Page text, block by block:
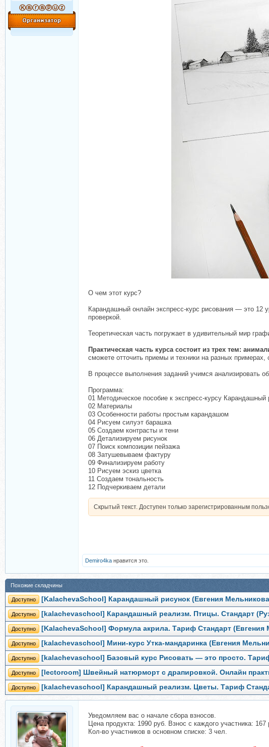
Ⓚⓐⓡⓐⓟⓤⓩ
О чем этот курс?
Карандашный онлайн экспресс-курс рисования — это 12
проверкой.
Теоретическая часть погружает в удивительный мир
Практическая часть курса состоит из трех тем:
сможете отточить приемы и техники на разных
В процессе выполнения заданий учимся анализировать
Программа:
01 Методическое пособие к экспресс-курсу Карандашный
02 Материалы
03 Особенности работы простым карандашом
04 Рисуем силуэт барашка
05 Создаем контрасты и тени
06 Детализируем рисунок
07 Поиск композиции пейзажа
08 Затушевываем фактуру
09 Финализируем работу
10 Рисуем эскиз цветка
11 Создаем тональность
12 Подчеркиваем детали
Скрытый текст. Доступен только зарегистрированным
Demiro4ka нравится это.
Похожие складчины
Доступно [KalachevaSchool] Карандашный рисунок (Евгения
Доступно [kalachevaschool] Карандашный реализм. Птицы. Стандарт
Доступно [KalachevaSchool] Формула акрила. Тариф Стандарт (Евгения
Доступно [kalachevaschool] Мини-курс Утка-мандаринка (Евгения
Доступно [kalachevaschool] Базовый курс Рисовать — это просто.
Доступно [lectoroom] Швейный натюрморт с драпировкой. Онлайн
Доступно [kalachevaschool] Карандашный реализм. Цветы. Тариф
Уведомляем вас о начале сбора взносов.
Цена продукта: 1990 руб. Взнос с каждого участника: 167
Кол-во участников в основном списке: 3 чел.